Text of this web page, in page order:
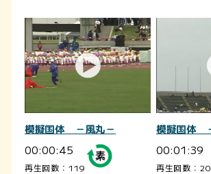
模擬国体 －風丸－
00:00:45
再生回数：119
模擬国体
00:01:39
再生回数：20